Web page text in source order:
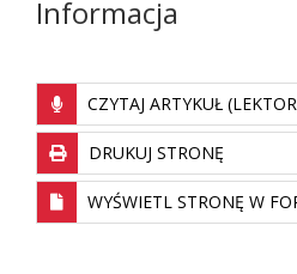
Informacja
CZYTAJ ARTYKUŁ
DRUKUJ STRONĘ
WYŚWIETL STRONĘ W